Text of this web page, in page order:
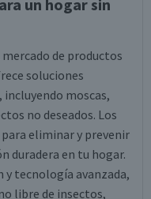
un hogar sin
mercado de productos
soluciones
moscas,
no deseados. Los
eliminar y prevenir
duradera en tu hogar.
tecnología avanzada,
libre de insectos,